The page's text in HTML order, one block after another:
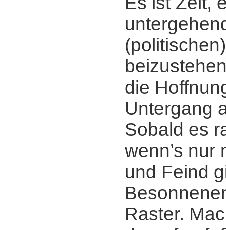
die
Untergang
Sobald es
wenn’s nur
und Feind
Raster.